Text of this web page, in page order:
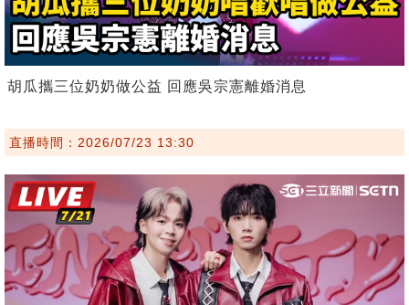
胡瓜攜三位奶奶做公益 回應吳宗憲離婚消息
直播時間：2026/07/23 13:30